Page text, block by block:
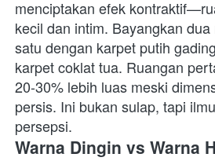
menciptakan efek
kecil dan intim. Bayangkan
satu dengan karpet putih
karpet coklat tua. Ruangan
20-30% lebih luas meski
persis. Ini bukan sulap, tapi
persepsi.
Warna Dingin vs Warna